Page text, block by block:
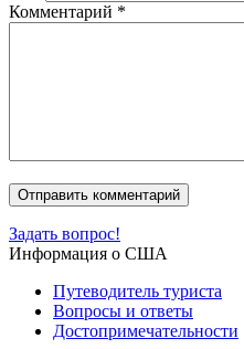
Комментарий *
Задать вопрос!
Информация о США
Путеводитель туриста
Вопросы и ответы
Достопримечательности